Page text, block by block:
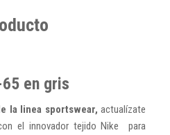
en gris
la linea sportswear, actualízate
el innovador tejido Nike para